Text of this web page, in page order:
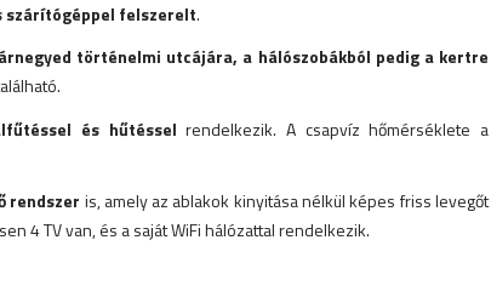
szárítógéppel felszerelt.
történelmi utcájára, a hálószobákból pedig a kertre
és hűtéssel rendelkezik. A csapvíz hőmérséklete a
rendszer is, amely az ablakok kinyitása nélkül képes friss levegőt
4 TV van, és a saját WiFi hálózattal rendelkezik.